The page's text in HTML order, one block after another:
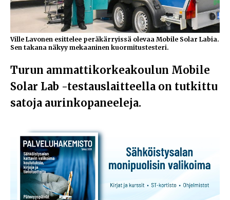
Ville Lavonen esittelee peräkärryissä olevaa Mobile Solar Labia.
Sen takana näkyy mekaaninen kuormitustesteri.
Turun ammattikorkeakoulun Mobile
Solar Lab -testauslaitteella on tutkittu
satoja aurinkopaneeleja.